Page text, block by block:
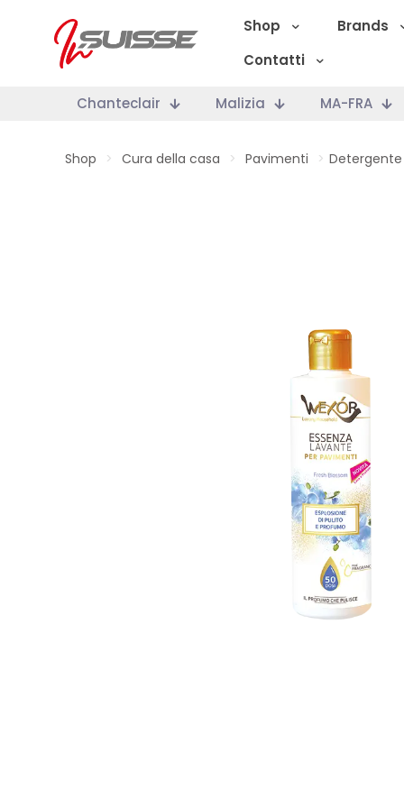
Shop Brands
Contatti
Chanteclair Malizia MA-FRA
Shop > Cura della casa > Pavimenti >